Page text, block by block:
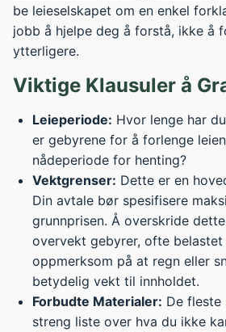
be leieselskapet om en enkel
jobb å hjelpe deg å forstå, ikke å
ytterligere.
Viktige Klausuler å
Leieperiode: Hvor lenge har
er gebyrene for å forlenge
nådeperiode for henting?
Vektgrenser: Dette er en
Din avtale bør spesifisere
grunnprisen. Å overskride
overvekt gebyrer, ofte
oppmerksom på at regn eller
betydelig vekt til innholdet.
Forbudte Materialer: De fleste
streng liste over hva du ikke